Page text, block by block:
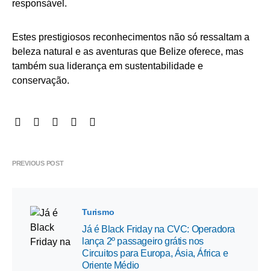
responsável.
Estes prestigiosos reconhecimentos não só ressaltam a
beleza natural e as aventuras que Belize oferece, mas
também sua liderança em sustentabilidade e
conservação.
PREVIOUS POST
Turismo
Já é Black Friday na CVC: Operadora
lança 2º passageiro grátis nos
Circuitos para Europa, Ásia, África e
Oriente Médio